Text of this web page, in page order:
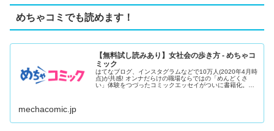
めちゃコミでも読めます！
【無料試し読みあり】女社会の歩き方 - めちゃコ
ミック
はてなブログ、インスタグラムなどで10万人(2020年4月時
点)が共感! オンナだらけの職場ならではの「めんどくさ
い」体験をつづったコミックエッセイがついに書籍化。子
mechacomic.jp